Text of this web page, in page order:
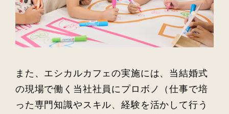
また、エシカルカフェの実施には、当結婚式
の現場で働く当社社員にプロボノ（仕事で培
った専門知識やスキル、経験を活かして行う